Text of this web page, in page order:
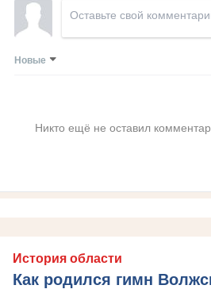
Новые
Никто ещё не оставил
История области
Как родился гимн